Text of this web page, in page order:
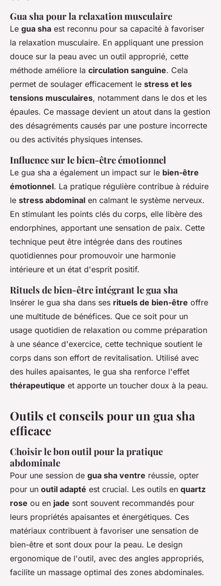
Gua sha pour la relaxation musculaire
Le gua sha est reconnu pour sa capacité à favoriser
la relaxation musculaire. En appliquant une pression
douce sur la peau avec un outil approprié, cette
méthode améliore la circulation sanguine. Cela
permet de soulager efficacement le stress et les
tensions musculaires, notamment dans le dos et les
épaules. Ce massage devient un atout dans la gestion
des désagréments causés par une posture incorrecte
ou des activités physiques intenses.
Influence sur le bien-être émotionnel
Le gua sha a également un impact sur le bien-être
émotionnel. La pratique régulière contribue à réduire
le stress abdominal en calmant le système nerveux.
En stimulant les points clés du corps, elle libère des
endorphines, apportant une sensation de paix. Cette
technique peut être intégrée dans des routines
quotidiennes pour promouvoir une harmonie
intérieure et un état d'esprit positif.
Rituels de bien-être intégrant le gua sha
Insérer le gua sha dans ses rituels de bien-être offre
une multitude de bénéfices. Que ce soit pour un
usage quotidien de relaxation ou comme préparation
à une séance d'exercice, cette technique soutient le
corps dans son effort de revitalisation. Utilisé avec
des huiles apaisantes, le gua sha renforce l'effet
thérapeutique et apporte un toucher doux à la peau.
Outils et conseils pour un gua sha
efficace
Choisir le bon outil pour la pratique
abdominale
Pour une session de gua sha ventre réussie, opter
pour un outil adapté est crucial. Les outils en quartz
rose ou en jade sont souvent recommandés pour
leurs propriétés apaisantes et énergétiques. Ces
matériaux contribuent à favoriser une sensation de
bien-être et sont doux pour la peau. Le design
ergonomique de l'outil, avec des angles appropriés,
facilite un massage optimal des zones abdominales.